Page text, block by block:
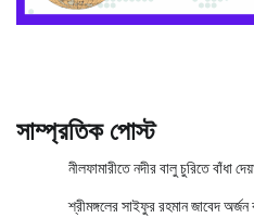
সাম্প্রতিক পোস্ট
নীলফামারীতে নদীর বালু চুরিতে বাঁধা
শ্রীমঙ্গলের সাইফুর রহমান জাবেদ